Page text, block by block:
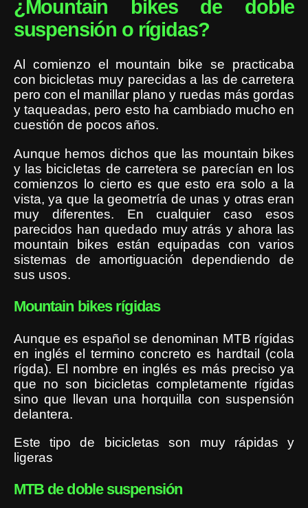
¿Mountain bikes de doble
suspensión o rígidas?
Al comienzo el mountain bike se practicaba
con bicicletas muy parecidas a las de carretera
pero con el manillar plano y ruedas más gordas
y taqueadas, pero esto ha cambiado mucho en
cuestión de pocos años.
Aunque hemos dichos que las mountain bikes
y las bicicletas de carretera se parecían en los
comienzos lo cierto es que esto era solo a la
vista, ya que la geometría de unas y otras eran
muy diferentes. En cualquier caso esos
parecidos han quedado muy atrás y ahora las
mountain bikes están equipadas con varios
sistemas de amortiguación dependiendo de
sus usos.
Mountain bikes rígidas
Aunque es español se denominan MTB rígidas
en inglés el termino concreto es hardtail (cola
rígda). El nombre en inglés es más preciso ya
que no son bicicletas completamente rígidas
sino que llevan una horquilla con suspensión
delantera.
Este tipo de bicicletas son muy rápidas y
ligeras
MTB de doble suspensión